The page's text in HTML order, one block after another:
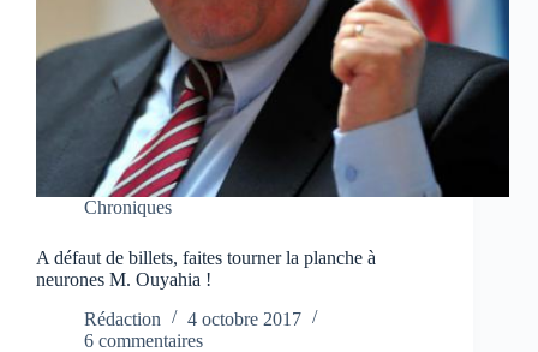
Chroniques
A défaut de billets, faites tourner la planche à
neurones M. Ouyahia !
Rédaction
4 octobre 2017
6 commentaires